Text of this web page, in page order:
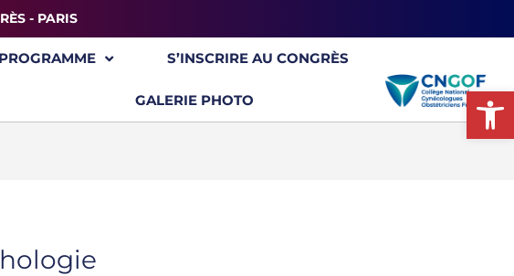
- PARIS
PROGRAMME S’INSCRIRE AU CONGRÈS
GALERIE PHOTO